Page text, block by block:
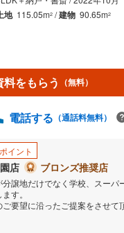
地 115.05m2 /建物 90.65m2
料をもらう （無料）
電話する （通話料無料）
イント
店 ブロンズ推奨店
譲地だけでなく学校、スーパ
す。
ご要望に沿ったご提案をさせて